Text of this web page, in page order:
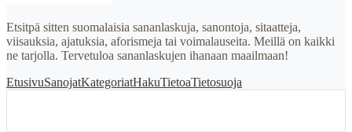
Etsitpä sitten suomalaisia sananlaskuja, sanontoja, sitaatteja,
viisauksia, ajatuksia, aforismeja tai voimalauseita. Meillä on kaikki
ne tarjolla. Tervetuloa sananlaskujen ihanaan maailmaan!
EtusivuSanojatKategoriatHakuTietoaTietosuoja